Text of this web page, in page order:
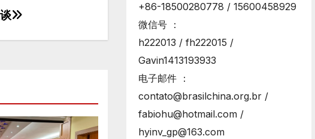
+86-18500280778 / 15600458929
微信号 ：
h222013 / fh222015 /
Gavin1413193933
电子邮件 ：
contato@brasilchina.org.br /
fabiohu@hotmail.com /
hyinv_gp@163.com